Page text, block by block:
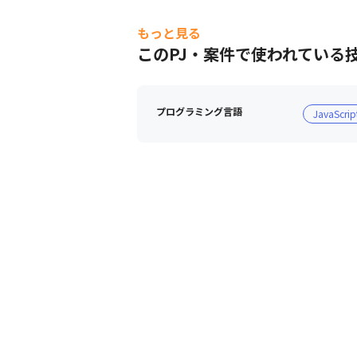
もっと見る
このPJ・案件で使われている
プログラミング言語